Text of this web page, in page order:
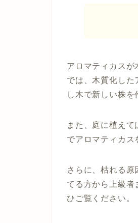
アロマティカスが
では、木質化した
し木で新しい株を
また、庭に植え
でアロマティカス
さらに、枯れる
てる方から上級者
ひご覧ください。